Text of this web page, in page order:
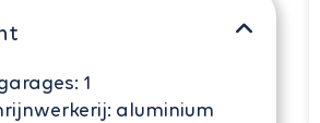
1
aluminium